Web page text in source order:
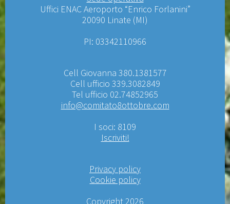
Uffici ENAC Aeroporto “Enrico Forlanini”
20090 Linate (MI)
PI: 03342110966
Cell Giovanna 380.1381577
Cell ufficio 339.3082849
Tel ufficio 02.74852965
info@comitato8ottobre.com
I soci: 8109
Iscriviti!
Privacy policy
Cookie policy
Copyright 2026